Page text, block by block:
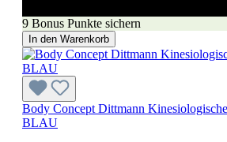
9 Bonus Punkte sichern
In den Warenkorb
Body Concept Dittmann
BLAU